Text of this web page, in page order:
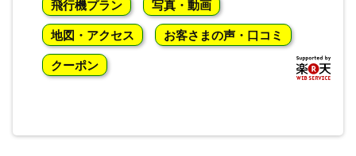
飛行機プラン 写真・動画
地図・アクセス お客さまの声・口コミ
クーポン